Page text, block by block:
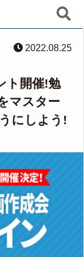
2022.08.25
ト開催!勉
マスター
にしよう!